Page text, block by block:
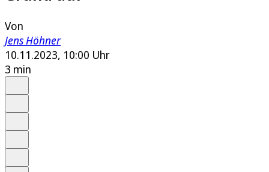
Von
Jens Höhner
10.11.2023, 10:00 Uhr
3 min